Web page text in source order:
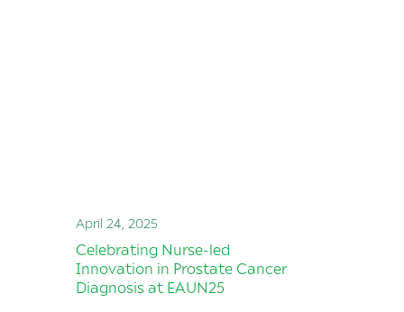
April 24, 2025
Celebrating Nurse-led
Innovation in Prostate Cancer
Diagnosis at EAUN25